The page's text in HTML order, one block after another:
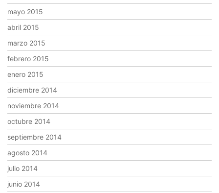
mayo 2015
abril 2015
marzo 2015
febrero 2015
enero 2015
diciembre 2014
noviembre 2014
octubre 2014
septiembre 2014
agosto 2014
julio 2014
junio 2014